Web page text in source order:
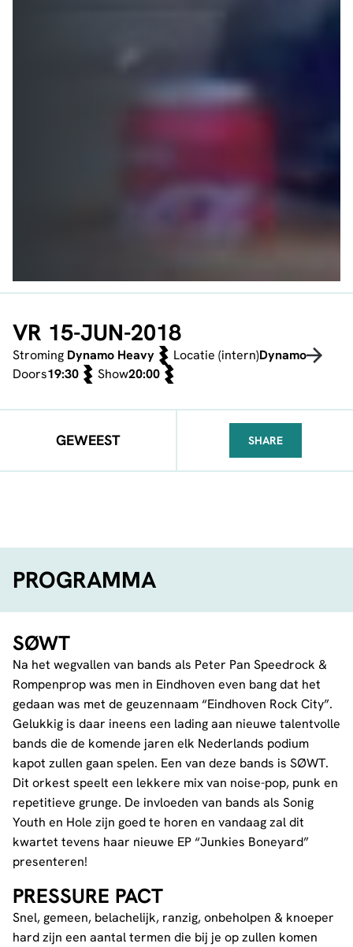
VR 15-JUN-2018
Stroming Dynamo Heavy Locatie (intern)Dynamo
Doors19:30 Show20:00
GEWEEST SHARE
PROGRAMMA
SØWT
Na het wegvallen van bands als Peter Pan Speedrock &
Rompenprop was men in Eindhoven even bang dat het
gedaan was met de geuzennaam “Eindhoven Rock City”.
Gelukkig is daar ineens een lading aan nieuwe talentvolle
bands die de komende jaren elk Nederlands podium
kapot zullen gaan spelen. Een van deze bands is SØWT.
Dit orkest speelt een lekkere mix van noise-pop, punk en
repetitieve grunge. De invloeden van bands als Sonig
Youth en Hole zijn goed te horen en vandaag zal dit
kwartet tevens haar nieuwe EP “Junkies Boneyard”
presenteren!
PRESSURE PACT
Snel, gemeen, belachelijk, ranzig, onbeholpen & knoeper
hard zijn een aantal termen die bij je op zullen komen